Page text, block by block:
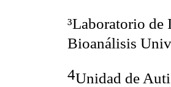
³Laboratorio de
Bioanálisis
4Unidad de